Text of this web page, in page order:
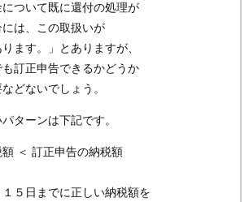
ついて既に還付の処理が
は、この取扱いが
ます。」とありますが、
訂正申告できるかどうか
どないでしょう。
ターンは下記です。
＜ 訂正申告の納税額
５日までに正しい納税額を